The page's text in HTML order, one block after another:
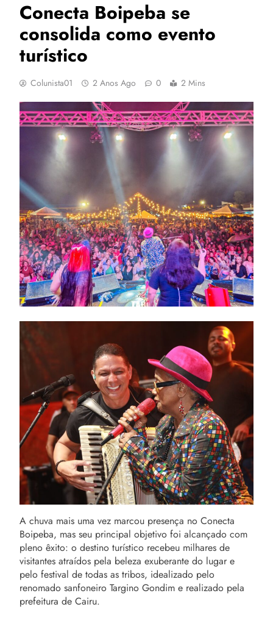
Conecta Boipeba se
consolida como evento
turístico
Colunista01 2 Anos Ago 0 2 Mins
A chuva mais uma vez marcou presença no Conecta
Boipeba, mas seu principal objetivo foi alcançado com
pleno êxito: o destino turístico recebeu milhares de
visitantes atraídos pela beleza exuberante do lugar e
pelo festival de todas as tribos, idealizado pelo
renomado sanfoneiro Targino Gondim e realizado pela
prefeitura de Cairu.